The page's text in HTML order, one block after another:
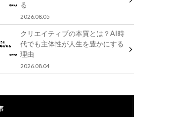
る
2026.08.05
クリエイティブの本質とは？AI時
代でも主体性が人生を豊かにする
理由
2026.08.04